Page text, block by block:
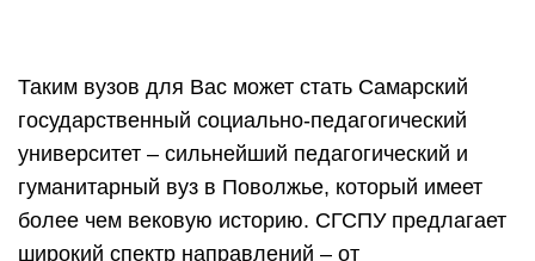
Таким вузов для Вас может стать Самарский
государственный социально-педагогический
университет – сильнейший педагогический и
гуманитарный вуз в Поволжье, который имеет
более чем вековую историю. СГСПУ предлагает
широкий спектр направлений – от